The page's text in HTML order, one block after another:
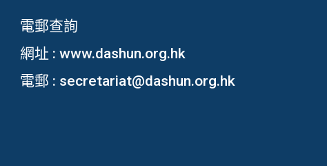
電郵查詢
網址 :www.dashun.org.hk
電郵 : secretariat@dashun.org.hk